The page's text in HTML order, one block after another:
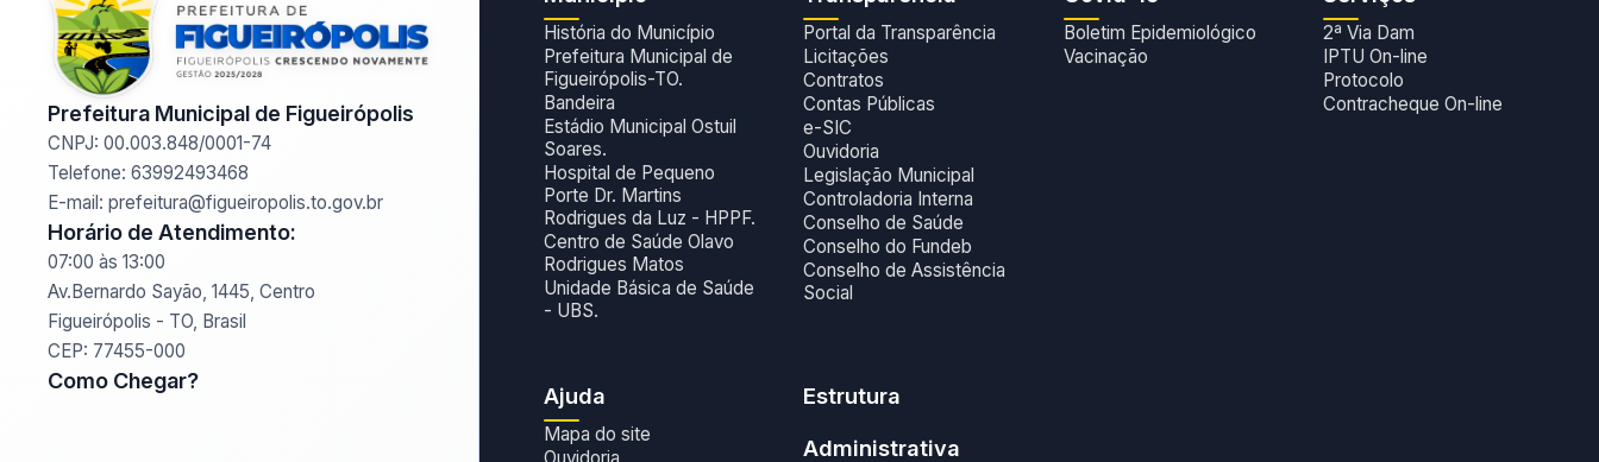
Prefeitura Municipal de Figueirópolis
CNPJ: 00.003.848/0001-74
Telefone: 63992493468
E-mail: prefeitura@figueiropolis.to.gov.br
Horário de Atendimento:
07:00 às 13:00
Av.Bernardo Sayão, 1445, Centro
Figueirópolis - TO, Brasil
CEP: 77455-000
Como Chegar?
História do Município
Prefeitura Municipal de
Figueirópolis-TO.
Bandeira
Estádio Municipal Ostuil
Soares.
Hospital de Pequeno
Porte Dr. Martins
Rodrigues da Luz - HPPF.
Centro de Saúde Olavo
Rodrigues Matos
Unidade Básica de Saúde
- UBS.
Portal da Transparência
Licitações
Contratos
Contas Públicas
e-SIC
Ouvidoria
Legislação Municipal
Controladoria Interna
Conselho de Saúde
Conselho do Fundeb
Conselho de Assistência
Social
Boletim Epidemiológico
Vacinação
2ª Via Dam
IPTU On-line
Protocolo
Contracheque On-line
Ajuda
Mapa do site
Estrutura
Administrativa